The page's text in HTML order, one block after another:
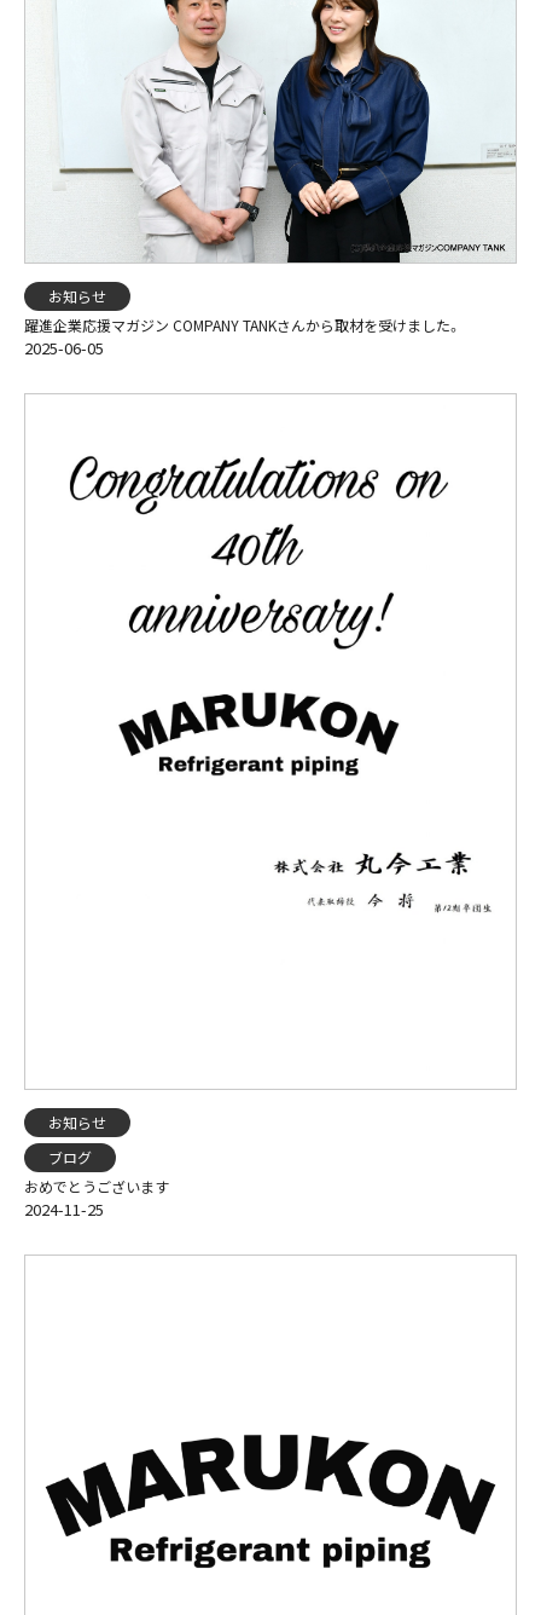
お知らせ
躍進企業応援マガジン COMPANY TANKさんから取材を受けました。
2025-06-05
お知らせ
ブログ
おめでとうございます
2024-11-25